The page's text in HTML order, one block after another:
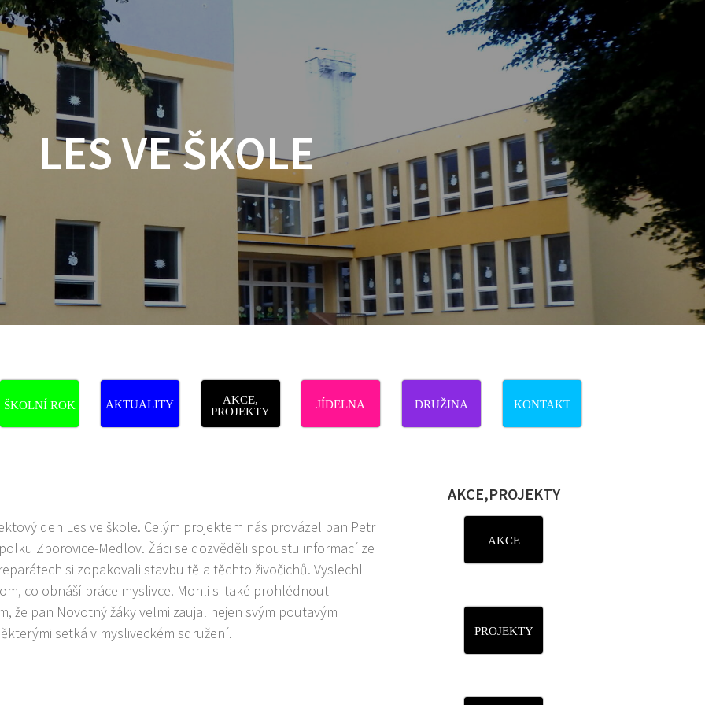
LES VE ŠKOLE
ŠKOLNÍ ROK AKTUALITY
AKCE,
PROJEKTY
JÍDELNA DRUŽINA KONTAKT
den Les ve škole. Celým projektem nás provázel pan Petr
Zborovice-Medlov. Žáci se dozvěděli spoustu informací ze
si zopakovali stavbu těla těchto živočichů. Vyslechli
co obnáší práce myslivce. Mohli si také prohlédnout
že pan Novotný žáky velmi zaujal nejen svým poutavým
setká v mysliveckém sdružení.
AKCE,PROJEKTY
AKCE
PROJEKTY